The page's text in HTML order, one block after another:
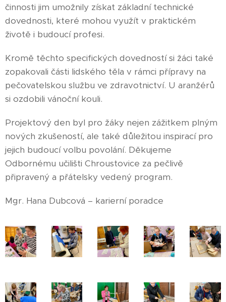
činnosti jim umožnily získat základní technické
dovednosti, které mohou využít v praktickém
životě i budoucí profesi.
Kromě těchto specifických dovedností si žáci také
zopakovali části lidského těla v rámci přípravy na
pečovatelskou službu ve zdravotnictví. U aranžérů
si ozdobili vánoční kouli.
Projektový den byl pro žáky nejen zážitkem plným
nových zkušeností, ale také důležitou inspirací pro
jejich budoucí volbu povolání. Děkujeme
Odbornému učilišti Chroustovice za pečlivě
připravený a přátelsky vedený program.
Mgr. Hana Dubcová – karierní poradce